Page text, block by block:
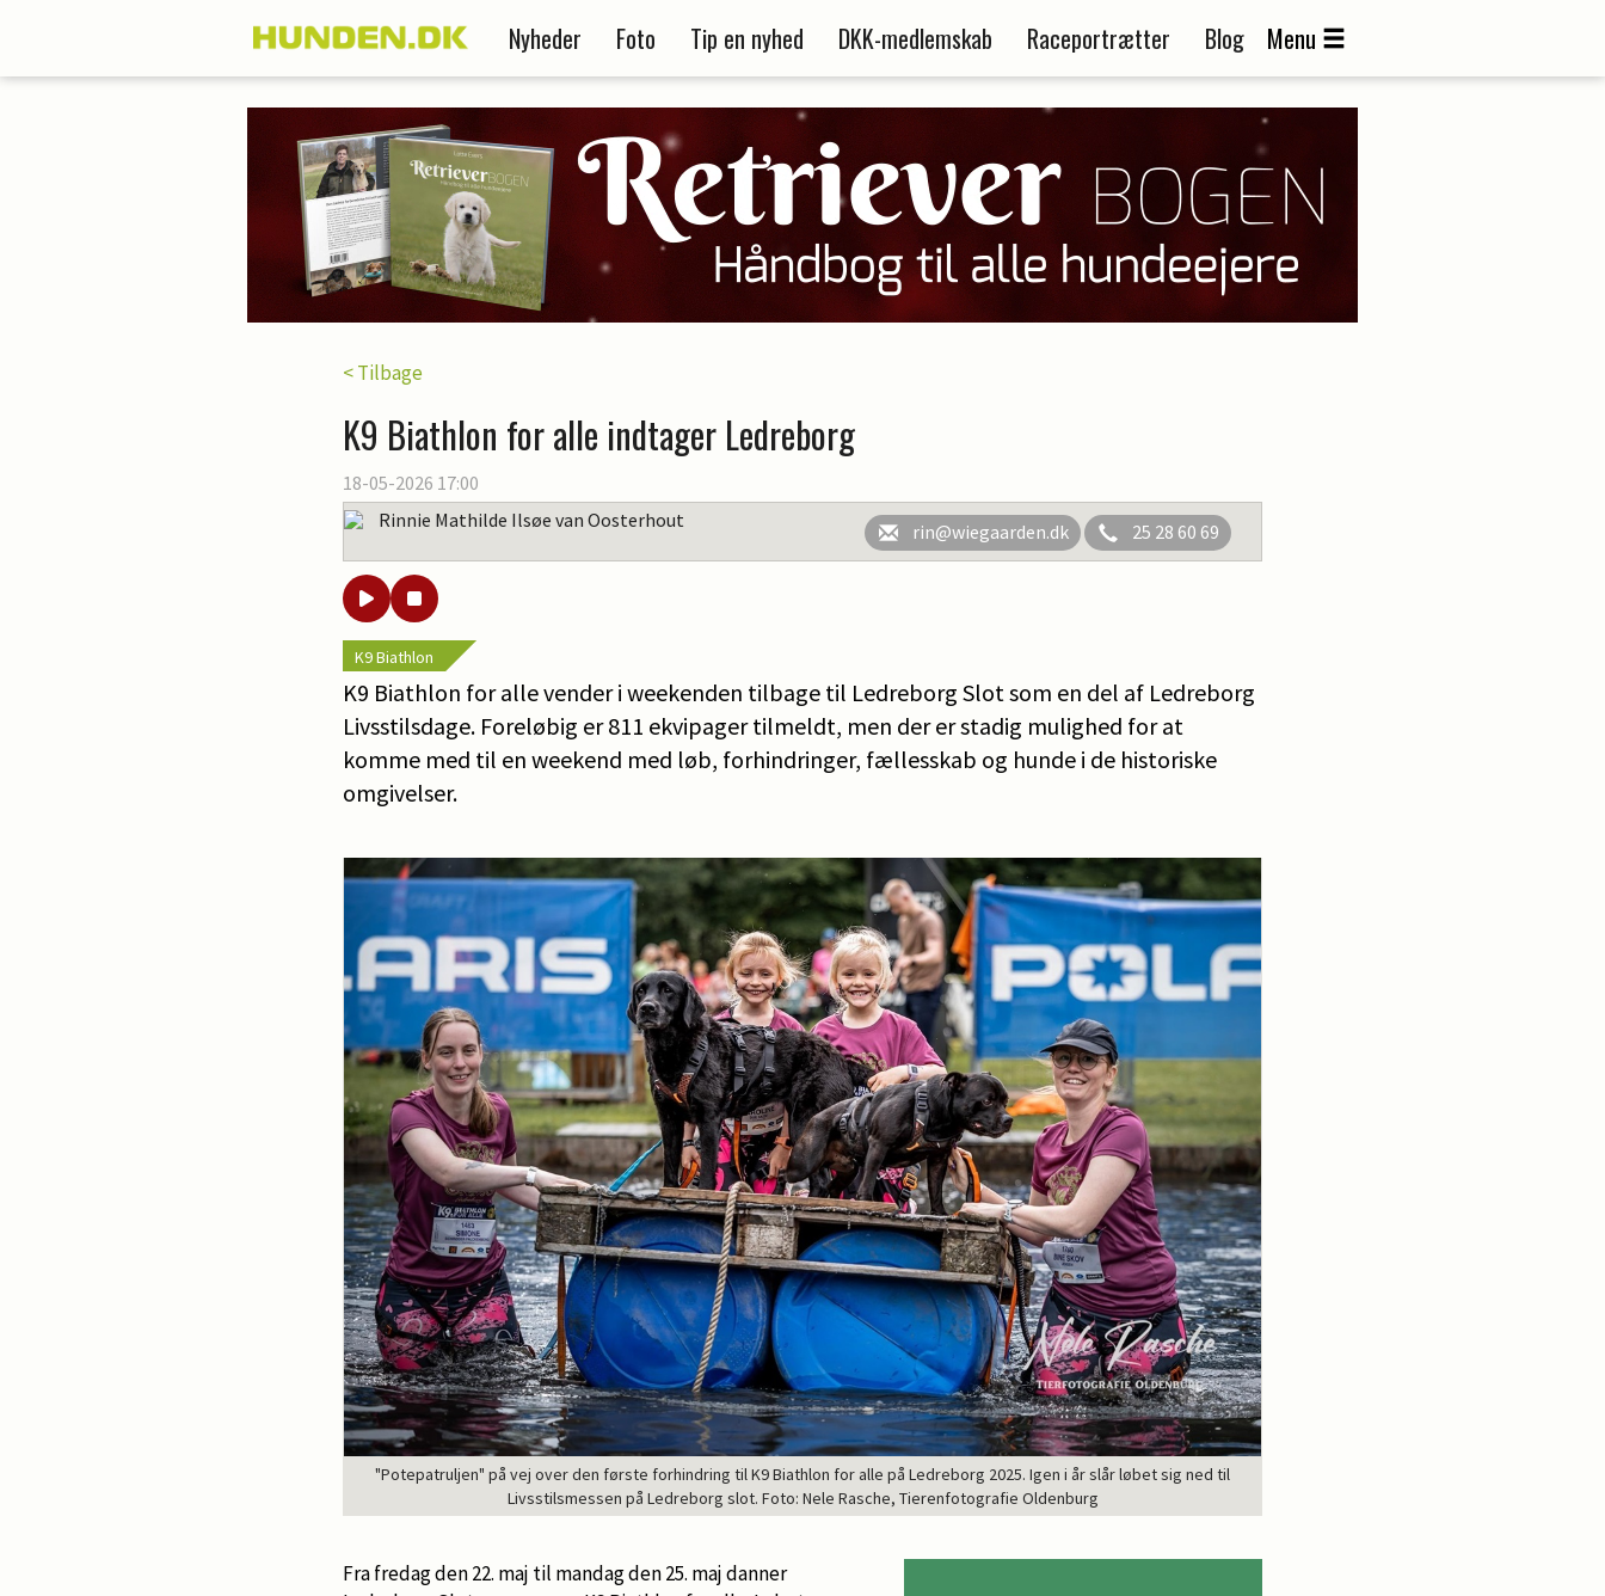
Nyheder Foto Tip en nyhed DKK-medlemskab Raceportrætter Blog Menu
< Tilbage
K9 Biathlon for alle indtager Ledreborg
18-05-2026 17:00
Rinnie Mathilde Ilsøe van Oosterhout
rin@wiegaarden.dk 25 28 60 69
K9 Biathlon
K9 Biathlon for alle vender i weekenden tilbage til Ledreborg Slot som en del af Ledreborg
Livsstilsdage. Foreløbig er 811 ekvipager tilmeldt, men der er stadig mulighed for at
komme med til en weekend med løb, forhindringer, fællesskab og hunde i de historiske
omgivelser.
"Potepatruljen" på vej over den første forhindring til K9 Biathlon for alle på Ledreborg 2025. Igen i år slår løbet sig ned til
Livsstilsmessen på Ledreborg slot. Foto: Nele Rasche, Tierenfotografie Oldenburg
Fra fredag den 22. maj til mandag den 25. maj danner